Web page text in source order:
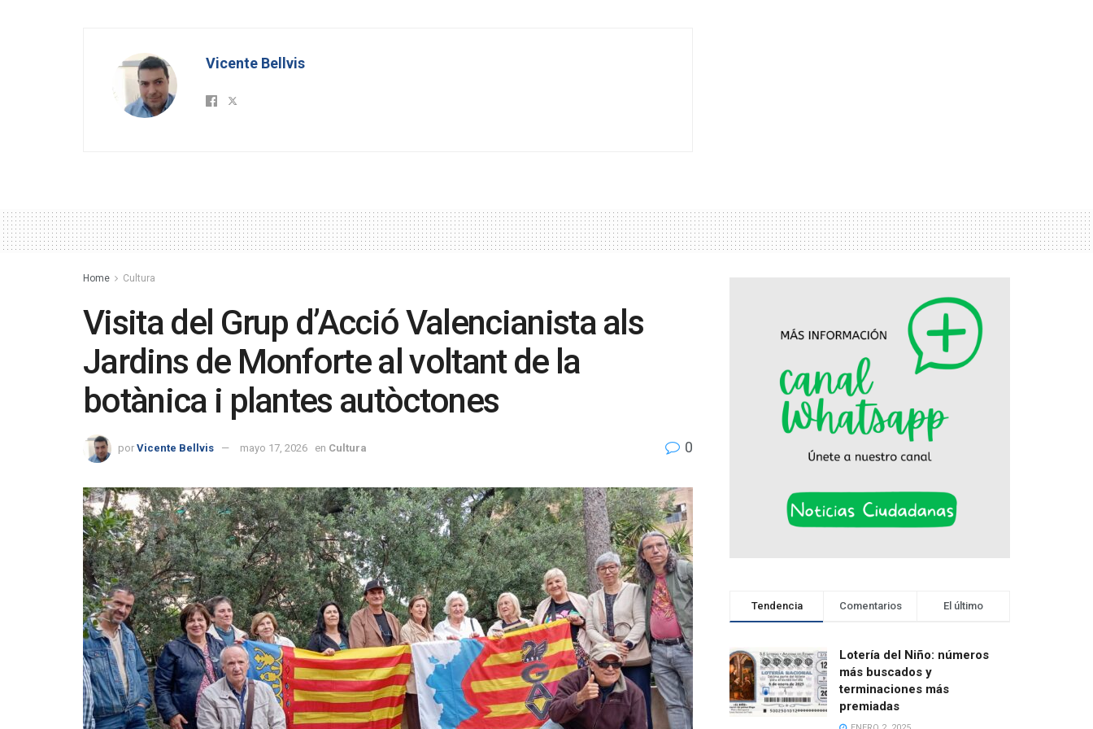
Vicente Bellvis
Home Cultura
Visita del Grup d’Acció Valencianista als
Jardins de Monforte al voltant de la
botànica i plantes autòctones
por Vicente Bellvis mayo 17, 2026 en Cultura 0
Tendencia Comentarios El último
Lotería del Niño: números
más buscados y
terminaciones más
premiadas